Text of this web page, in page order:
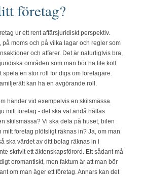
företag?
ur ett rent affärsjuridiskt perspektiv.
på moms och på vilka lagar och regler som
och affärer. Det är naturligtvis bra,
områden som man bör ha lite koll
spela en stor roll för digs om företagare.
kan ha en avgörande roll.
händer vid exempelvis en skilsmässa.
mitt företag - det ska väl ändå hållas
skilsmässa? Vi ska dela på huset, bilen
företag plötsligt räknas in? Ja, om man
ska värdet av ditt bolag räknas in i
skrivit ett äktenskapsförord. Ett sådant må
oromantiskt, men faktum är att man bör
om man äger ett företag. Annars kan det